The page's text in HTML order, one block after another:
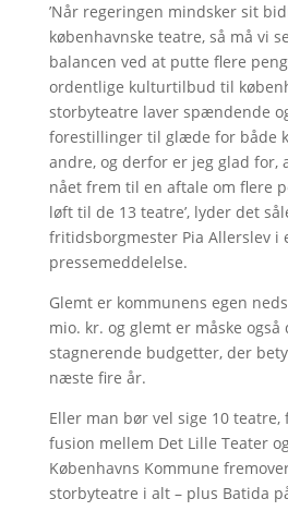
’Når regeringen mindsker sit
københavnske teatre, så må vi
balancen ved at putte flere
ordentlige kulturtilbud til
storbyteatre laver spændende
forestillinger til glæde for både
andre, og derfor er jeg glad for,
nået frem til en aftale om flere
løft til de 13 teatre’, lyder det
fritidsborgmester Pia Allerslev i
pressemeddelelse.
Glemt er kommunens egen
mio. kr. og glemt er måske også
stagnerende budgetter, der
næste fire år.
Eller man bør vel sige 10
fusion mellem Det Lille Teater
Københavns Kommune
storbyteatre i alt – plus Batida